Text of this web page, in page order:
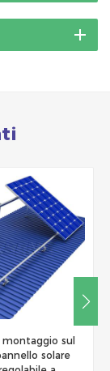
staffe di
zavorrate per